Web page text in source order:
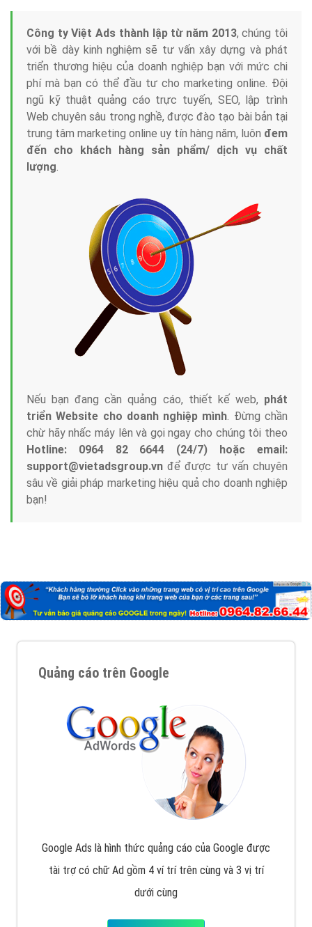
Công ty Việt Ads thành lập từ năm 2013, chúng tôi
với bề dày kinh nghiệm sẽ tư vấn xây dựng và phát
triển thương hiệu của doanh nghiệp bạn với mức chi
phí mà bạn có thể đầu tư cho marketing online. Đội
ngũ kỹ thuật quảng cáo trực tuyến, SEO, lập trình
Web chuyên sâu trong nghề, được đào tạo bài bản tại
trung tâm marketing online uy tín hàng năm, luôn đem
đến cho khách hàng sản phẩm/ dịch vụ chất
lượng.
Nếu bạn đang cần quảng cáo, thiết kế web, phát
triển Website cho doanh nghiệp mình. Đừng chần
chừ hãy nhấc máy lên và gọi ngay cho chúng tôi theo
Hotline: 0964 82 6644 (24/7) hoặc email:
support@vietadsgroup.vn để được tư vấn chuyên
sâu về giải pháp marketing hiệu quả cho doanh nghiệp
bạn!
Quảng cáo trên Google
Google Ads là hình thức quảng cáo của Google được
tài trợ có chữ Ad gồm 4 ví trí trên cùng và 3 vị trí
dưới cùng